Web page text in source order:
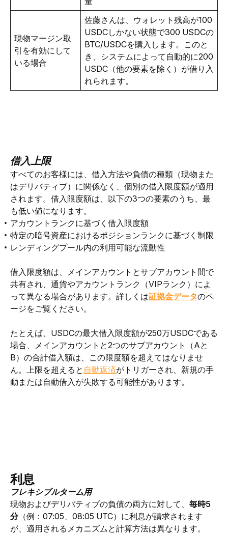
現物マージン取
引を有効にして
いる場合
佐藤さんは、ウォレット残高が100
USDCしかない状態で300 USDCの
BTC/USDCを購入します。このと
き、システムによって自動的に200
USDC（他の要素を除く）が借り入
れられます。
借入上限
すべてのお客様には、借入方法や負債の種類（現物また
はデリバティブ）に関係なく、個別の借入限度額が適用
されます。借入限度額は、以下の3つの要素のうち、最
も低い値になります。
アカウントランクに基づく借入限度額
特定の暗号資産におけるポジションランクに基づく制限
レンディングプール内の利用可能な流動性
借入限度額は、メインアカウントとサブアカウント間で
共有され、通貨やアカウントランク（VIPランク）によ
って異なる場合があります。詳しくは証拠金データのペ
ージをご覧ください。
たとえば、USDCの最大借入限度額が250万USDCである
場合、メインアカウントと2つのサブアカウント（Aと
B）の合計借入額は、この限度額を超えてはなりませ
ん。上限を超えると 自動返済がトリガーされ、新規の手
動または自動借入が失敗する可能性があります。
利息
フレキシブルターム用
現物およびデリバティブの負債の両方に対して、 毎時5
分（例：07:05、08:05 UTC）に利息が請求されます
が、適用されるメカニズムと計算方法は異なります。